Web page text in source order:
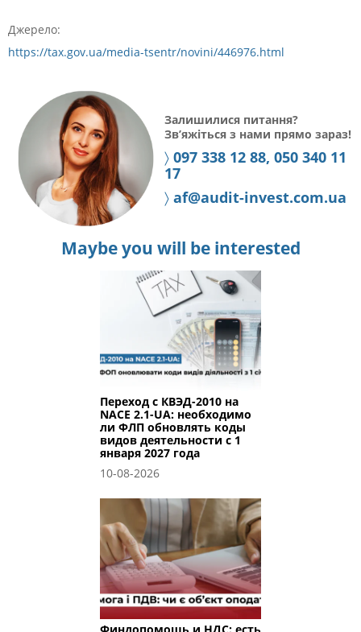
Джерело:
https://tax.gov.ua/media-tsentr/novini/446976.html
Залишилися питання?
Зв’яжіться з нами прямо зараз!
〉 097 338 12 88, 050 340 11
17
〉 af@audit-invest.com.ua
Maybe you will be interested
Переход с КВЭД-2010 на
NACE 2.1-UA: необходимо
ли ФЛП обновлять коды
видов деятельности с 1
января 2027 года
10-08-2026
Финдопомощь и НДС: есть